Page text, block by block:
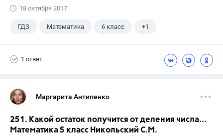
18 октября 2017
ГДЗ Математика 6 класс +1
1 ответ
Маргарита Антипенко
251. Какой остаток получится от деления числа...
Математика 5 класс Никольский С.М.